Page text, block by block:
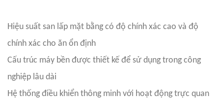
Hiệu suất san lấp mặt bằng có độ chính xác cao và độ
chính xác cho ăn ổn định
Cấu trúc máy bền được thiết kế để sử dụng trong công
nghiệp lâu dài
Hệ thống điều khiển thông minh với hoạt động trực quan